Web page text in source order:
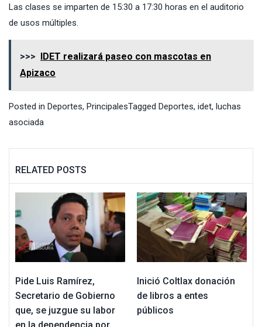
Las clases se imparten de 15:30 a 17:30 horas en el auditorio
de usos múltiples.
>>> IDET realizará paseo con mascotas en
Apizaco
Posted in Deportes, PrincipalesTagged Deportes, idet, luchas
asociada
RELATED POSTS
Pide Luis Ramírez,
Secretario de Gobierno
que, se juzgue su labor
Inició Coltlax donación
de libros a entes
públicos